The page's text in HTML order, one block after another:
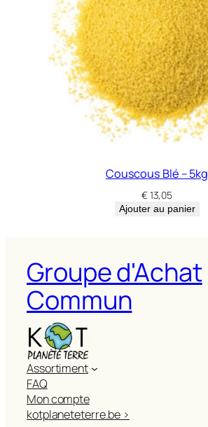
Couscous Blé – 5kg
€13,05
Ajouter au panier
Groupe d'Achat
Commun
Assortiment
FAQ
Mon compte
kotplaneteterre.be >